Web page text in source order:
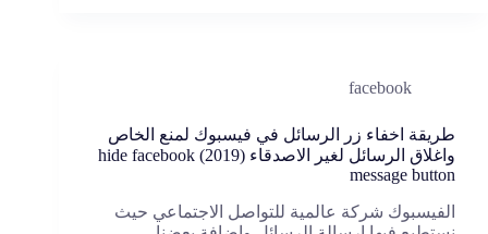
facebook
طريقة اخفاء زر الرسائل في فيسبوك لمنع الخاص
واغلاق الرسائل لغير الاصدقاء (2019) hide facebook
message button
الفيسبوك شركة عالمية للتواصل الاجتماعي حيث